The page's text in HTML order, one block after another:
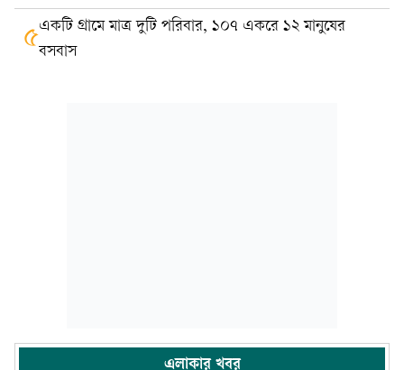
৫একটি গ্রামে মাত্র দুটি পরিবার, ১০৭ একরে ১২ মানুষের
বসবাস
এলাকার খবর